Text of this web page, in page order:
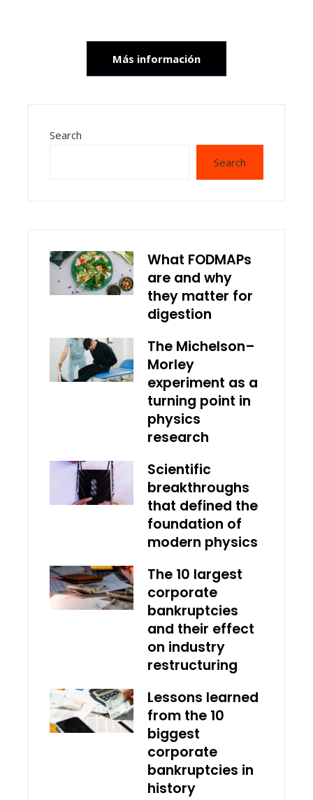
Más información
Search
Search
What FODMAPs
are and why
they matter for
digestion
The Michelson–
Morley
experiment as a
turning point in
physics
research
Scientific
breakthroughs
that defined the
foundation of
modern physics
The 10 largest
corporate
bankruptcies
and their effect
on industry
restructuring
Lessons learned
from the 10
biggest
corporate
bankruptcies in
history